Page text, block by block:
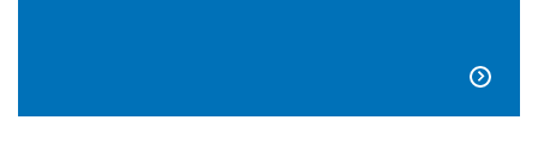
